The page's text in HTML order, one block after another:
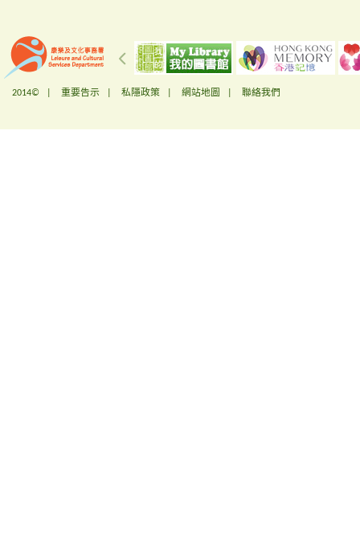
2014© | 重要告示 私隱政策 網站地圖 聯絡我們